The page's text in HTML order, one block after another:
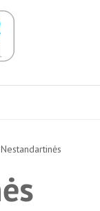
Nestandartinės